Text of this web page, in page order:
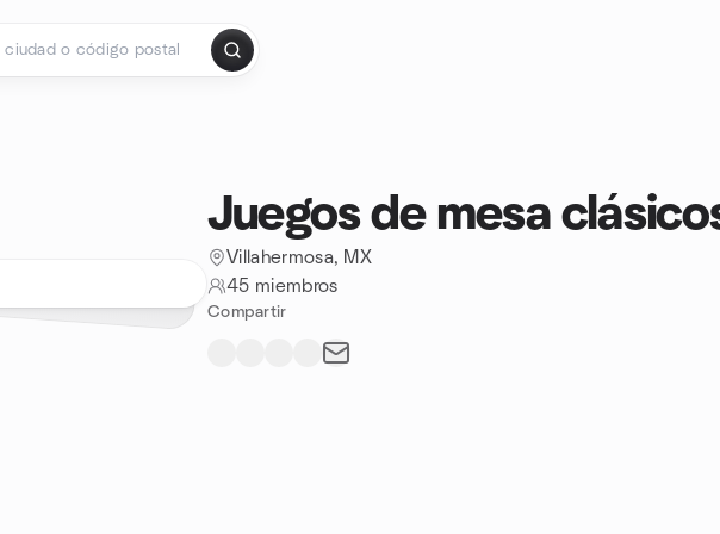
Juegos de mesa
Villahermosa, MX
45 miembros
Compartir